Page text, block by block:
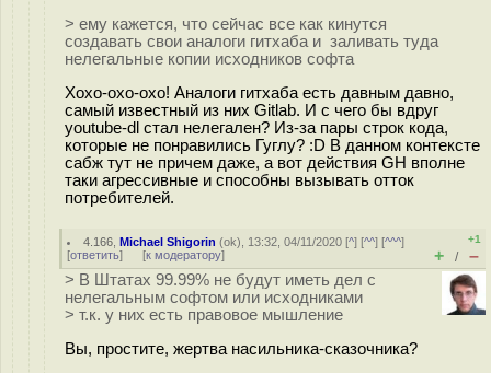
> ему кажется, что сейчас все как кинутся
создавать свои аналоги гитхаба и заливать туда
нелегальные копии исходников софта
Хохо-охо-охо! Аналоги гитхаба есть давным давно,
самый известный из них Gitlab. И с чего бы вдруг
youtube-dl стал нелегален? Из-за пары строк кода,
которые не понравились Гуглу? :D В данном контексте
сабж тут не причем даже, а вот действия GH вполне
таки агрессивные и способны вызывать отток
потребителей.
4.166 ,Michael Shigorin (ok), 13:32, 04/11/2020 [^] [^^] [^^^]
[ответить] [к модератору]
+1
+ / –
> В Штатах 99.99% не будут иметь дел с
нелегальным софтом или исходниками
> т.к. у них есть правовое мышление
Вы, простите, жертва насильника-сказочника?